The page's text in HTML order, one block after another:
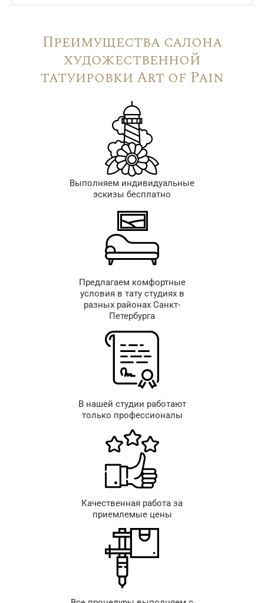
Преимущества салона
художественной
татуировки Art of Pain
Выполняем индивидуальные
эскизы бесплатно
Предлагаем комфортные
условия в тату студиях в
разных районах Санкт-
Петербурга
В нашей студии работают
только профессионалы
Качественная работа за
приемлемые цены